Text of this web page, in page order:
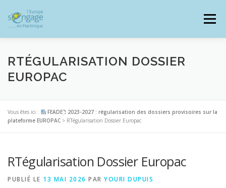
contenu
Menu
RESSOURCES DOCUMENTAIRES ZOOM EUROPE
RTÉGULARISATION DOSSIER
EUROPAC
Vous êtes ici :
FEADER 2023-2027 : régularisation des dossiers provisoires sur la
plateforme EUROPAC > RTégularisation Dossier Europac
RTégularisation Dossier Europac
PUBLIÉ LE 13 MAI 2026 PAR YOURI DUPUIS